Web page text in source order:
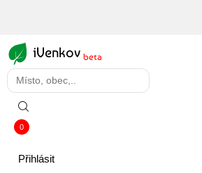
iVenkov beta
0
Přihlásit